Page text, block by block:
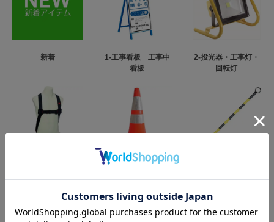
新着
1-工事看板 工事中
看板
2-投光器・工事灯・
回転灯